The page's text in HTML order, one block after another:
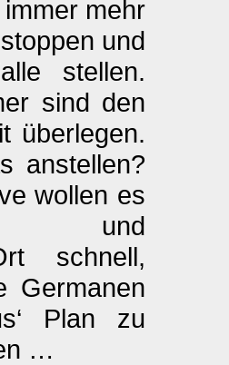
mehr
und
stellen.
sind den
überlegen.
anstellen?
wollen es
und
schnell,
Germanen
Plan zu
…